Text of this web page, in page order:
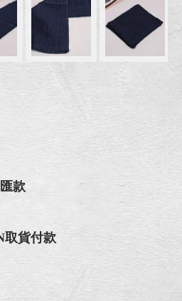
款
取貨付款